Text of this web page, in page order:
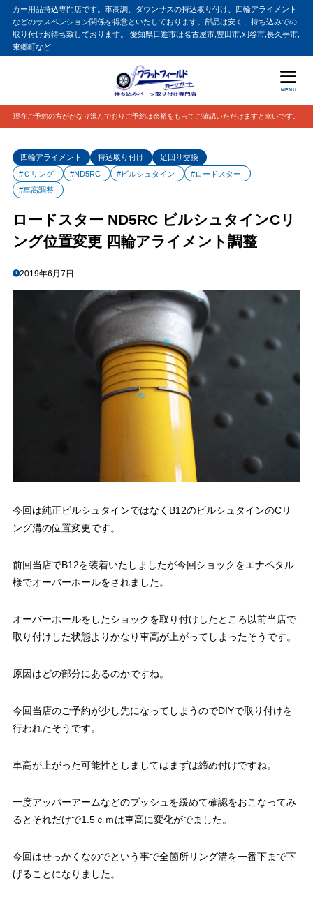
カー用品持込専門店です。車高調、ダウンサスの持込取り付け、四輪アライメント
などのサスペンション関係を得意といたしております。部品は安く、持ち込みでの
取り付けお待ち致しております。 愛知県日進市は名古屋市,豊田市,刈谷市,長久手市,
東郷町など
MENU
現在ご予約の方がかなり混んでおりご予約は余裕をもってご確認いただけますと幸いです。
四輪アライメント 持込取り付け
足回り交換
#Ｃリング
#ND5RC #ビルシュタイン
#ロードスター
#車高調整
ロードスター ND5RC ビルシュタインCリ
ング位置変更 四輪アライメント調整
2019年6月7日
今回は純正ビルシュタインではなくB12のビルシュタインのCリ
ング溝の位置変更です。
前回当店でB12を装着いたしましたが今回ショックをエナペタル
様でオーバーホールをされました。
オーバーホールをしたショックを取り付けしたところ以前当店で
取り付けした状態よりかなり車高が上がってしまったそうです。
原因はどの部分にあるのかですね。
今回当店のご予約が少し先になってしまうのでDIYで取り付けを
行われたそうです。
車高が上がった可能性としましてはまずは締め付けですね。
一度アッパーアームなどのブッシュを緩めて確認をおこなってみ
るとそれだけで1.5ｃｍは車高に変化がでました。
今回はせっかくなのでという事で全箇所リング溝を一番下まで下
げることになりました。